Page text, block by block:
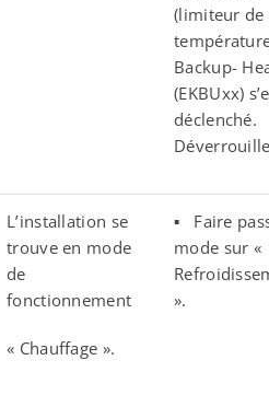
(limiteur de
Backup-
(EKBUxx)
déclenché.
L’installation se
trouve en mode
de
fonctionnement
« Chauffage ».
▪ Faire
mode sur «
».